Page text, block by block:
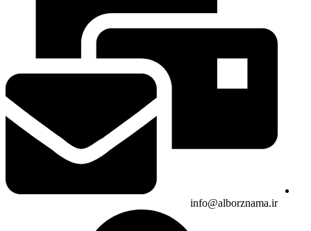
info@alborznama.ir